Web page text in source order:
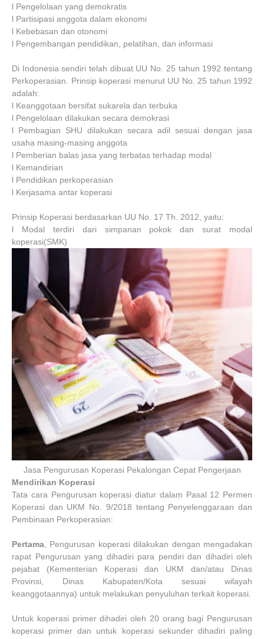
l Pengelolaan yang demokratis
l Partisipasi anggota dalam ekonomi
l Kebebasan dan otonomi
l Pengembangan pendidikan, pelatihan, dan informasi
Di Indonesia sendiri telah dibuat UU No. 25 tahun 1992 tentang
Perkoperasian. Prinsip koperasi menurut UU No. 25 tahun 1992
adalah:
l Keanggotaan bersifat sukarela dan terbuka
l Pengelolaan dilakukan secara demokrasi
l Pembagian SHU dilakukan secara adil sesuai dengan jasa
usaha masing-masing anggota
l Pemberian balas jasa yang terbatas terhadap modal
l Kemandirian
l Pendidikan perkoperasian
l Kerjasama antar koperasi
Prinsip Koperasi berdasarkan UU No. 17 Th. 2012, yaitu:
l Modal terdiri dari simpanan pokok dan surat modal
koperasi(SMK)
Jasa Pengurusan Koperasi Pekalongan Cepat Pengerjaan
Mendirikan Koperasi
Tata cara Pengurusan koperasi diatur dalam Pasal 12 Permen
Koperasi dan UKM No. 9/2018 tentang Penyelenggaraan dan
Pembinaan Perkoperasian:
Pertama , Pengurusan koperasi dilakukan dengan mengadakan
rapat Pengurusan yang dihadiri para pendiri dan dihadiri oleh
pejabat (Kementerian Koperasi dan UKM dan/atau Dinas
Provinsi, Dinas Kabupaten/Kota sesuai wilayah
keanggotaannya) untuk melakukan penyuluhan terkait koperasi.
Untuk koperasi primer dihadiri oleh 20 orang bagi Pengurusan
koperasi primer dan untuk koperasi sekunder dihadiri paling